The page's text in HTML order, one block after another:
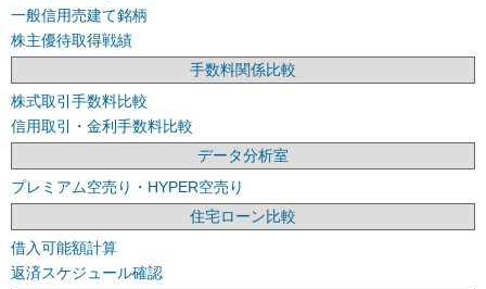
一般信用売建て銘柄
株主優待取得戦績
手数料関係比較
株式取引手数料比較
信用取引・金利手数料比較
データ分析室
プレミアム空売り・HYPER空売り
住宅ローン比較
借入可能額計算
返済スケジュール確認